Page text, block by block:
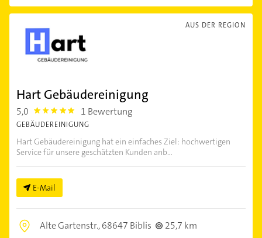
AUS DER REGION
Hart Gebäudereinigung
5,0 5.0 1 Bewertung
GEBÄUDEREINIGUNG
Hart Gebäudereinigung hat ein einfaches Ziel: hochwertigen
Service für unsere geschätzten Kunden anb...
E-Mail
Alte Gartenstr.,68647 Biblis
25,7 km